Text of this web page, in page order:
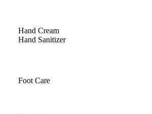
Hand Cream
Hand Sanitizer
Foot Care